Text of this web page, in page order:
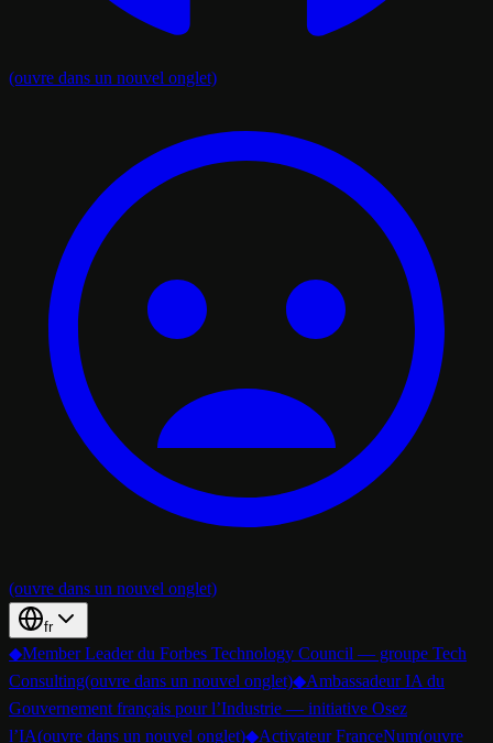
(ouvre dans un nouvel onglet)
(ouvre dans un nouvel onglet)
fr
◆Member Leader du Forbes Technology Council — groupe Tech
Consulting(ouvre dans un nouvel onglet)◆Ambassadeur IA du
Gouvernement français pour l’Industrie — initiative Osez
l’IA(ouvre dans un nouvel onglet)◆Activateur FranceNum(ouvre